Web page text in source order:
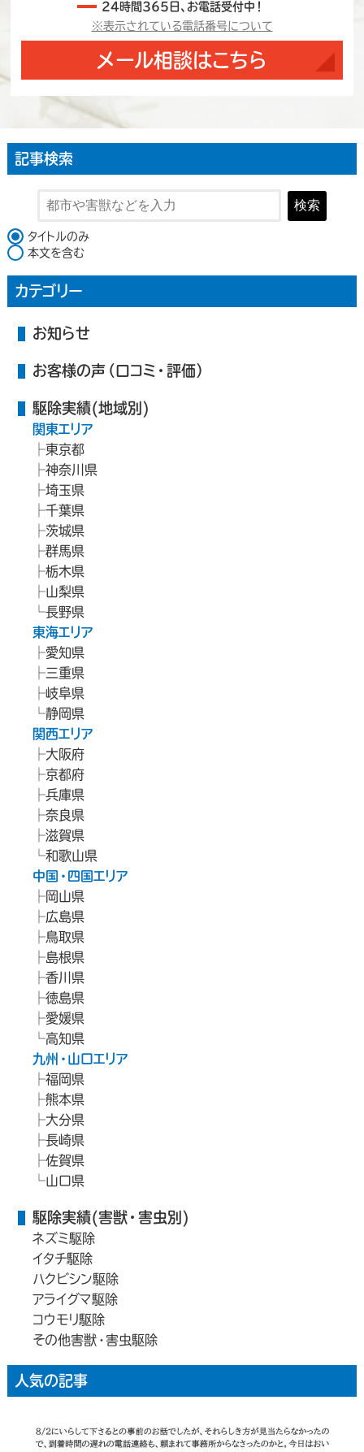
24時間365日、お電話受付中！
※表示されている電話番号について
メール相談はこちら
記事検索
検索
検索対象
タイトルのみ
本文を含む
カテゴリー
お知らせ
お客様の声（口コミ・評価）
駆除実績(地域別)
関東エリア
東京都
神奈川県
埼玉県
千葉県
茨城県
群馬県
栃木県
山梨県
長野県
東海エリア
愛知県
三重県
岐阜県
静岡県
関西エリア
大阪府
京都府
兵庫県
奈良県
滋賀県
和歌山県
中国・四国エリア
岡山県
広島県
鳥取県
島根県
香川県
徳島県
愛媛県
高知県
九州・山口エリア
福岡県
熊本県
大分県
長崎県
佐賀県
山口県
駆除実績(害獣・害虫別)
ネズミ駆除
イタチ駆除
ハクビシン駆除
アライグマ駆除
コウモリ駆除
その他害獣・害虫駆除
人気の記事